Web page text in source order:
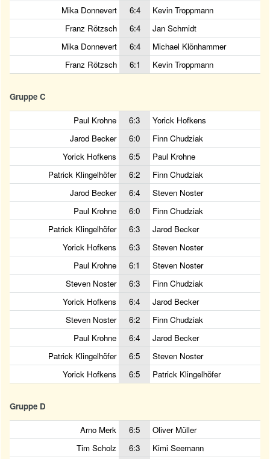
Mika Donnevert
6:4
Kevin Troppmann
Franz Rötzsch
6:4
Jan Schmidt
Mika Donnevert
6:4
Michael Klönhammer
Franz Rötzsch
6:1 Kevin Troppmann
Gruppe C
Paul Krohne 6:3
Yorick Hofkens
Jarod Becker
6:0
Finn Chudziak
Yorick Hofkens
6:5
Paul Krohne
Patrick Klingelhöfer
6:2
Finn Chudziak
Jarod Becker
6:4
Steven Noster
Paul Krohne
6:0
Finn Chudziak
Patrick Klingelhöfer
6:3
Jarod Becker
Yorick Hofkens
6:3
Steven Noster
Paul Krohne
6:1
Steven Noster
Steven Noster
6:3
Finn Chudziak
Yorick Hofkens
6:4
Jarod Becker
Steven Noster
6:2
Finn Chudziak
Paul Krohne
6:4
Jarod Becker
Patrick Klingelhöfer
6:5
Steven Noster
Yorick Hofkens
6:5 Patrick Klingelhöfer
Gruppe D
Arno Merk 6:5
Oliver Müller
Tim Scholz
6:3
Kimi Seemann